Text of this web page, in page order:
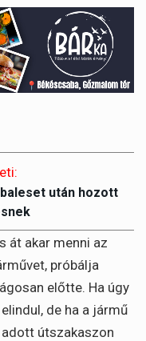
után hozott
át akar menni az
próbálja
előtte. Ha úgy
de ha a jármű
útszakaszon